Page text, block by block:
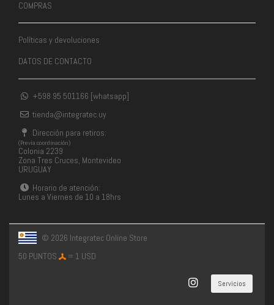
COMPRAS
Políticas y devoluciones
DATOS DE CONTACTO
+598 95 501166 [whatsapp]
tienda@integratec.uy
Dirección para retiros:
(Previa coordinación)
Colonia 2239
Zona Tres Cruces, Montevideo
URUGUAY
Horario de atención:
Lunes a Viernes de 10 a 18hrs
© 2026 Integratec Online Store
50 PUNTOS
= 1 USD
Servicios